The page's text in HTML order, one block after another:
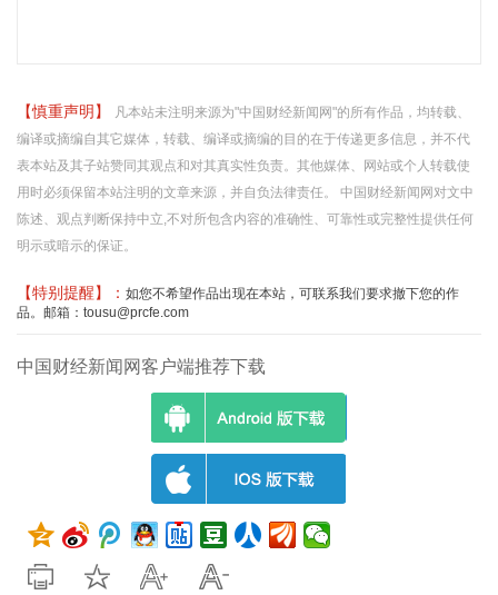
【慎重声明】
凡本站未注明来源为"中国财经新闻网"的所有作品，均转载、
编译或摘编自其它媒体，转载、编译或摘编的目的在于传递更多信息，并不代
表本站及其子站赞同其观点和对其真实性负责。其他媒体、网站或个人转载使
用时必须保留本站注明的文章来源，并自负法律责任。 中国财经新闻网对文中
陈述、观点判断保持中立,不对所包含内容的准确性、可靠性或完整性提供任何
明示或暗示的保证。
【特别提醒】： 如您不希望作品出现在本站，可联系我们要求撤下您的作
品。邮箱：tousu@prcfe.com
中国财经新闻网客户端推荐下载